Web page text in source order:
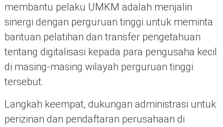
membantu pelaku UMKM adalah menjalin
sinergi dengan perguruan tinggi untuk meminta
bantuan pelatihan dan transfer pengetahuan
tentang digitalisasi kepada para pengusaha kecil
di masing-masing wilayah perguruan tinggi
tersebut.
Langkah keempat, dukungan administrasi untuk
perizinan dan pendaftaran perusahaan di